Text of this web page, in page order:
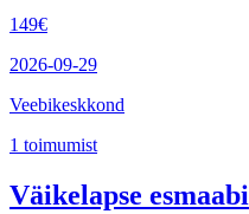
149€
2026-09-29
Veebikeskkond
1 toimumist
Väikelapse esmaabi